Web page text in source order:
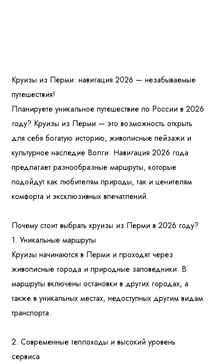
Круизы из Перми: навигация 2026 — незабываемые
путешествия!
Планируете уникальное путешествие по России в 2026
году? Круизы из Перми — это возможность открыть
для себя богатую историю, живописные пейзажи и
культурное наследие Волги. Навигация 2026 года
предлагает разнообразные маршруты, которые
подойдут как любителям природы, так и ценителям
комфорта и эксклюзивных впечатлений.
Почему стоит выбрать круизы из Перми в 2026 году?
1. Уникальные маршруты
Круизы начинаются в Перми и проходят через
живописные города и природные заповедники. В
маршруты включены остановки в других городах, а
также в уникальных местах, недоступных другим видам
транспорта.
2. Современные теплоходы и высокий уровень
сервиса